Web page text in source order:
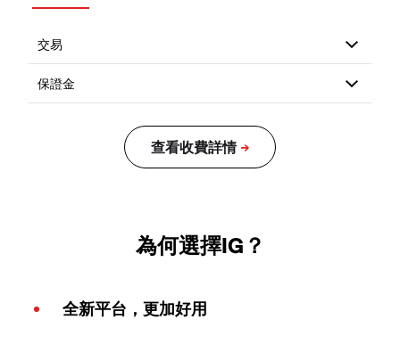
為何選擇IG？
全新平台，更加好用